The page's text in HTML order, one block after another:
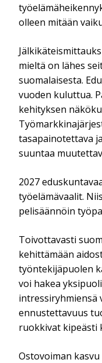
olleen mitään
mieltä on lähes
suomalaisesta.
vuoden kuluttua.
kehityksen
tasapainotettava
suuntaa
2027
työelämävaalit.
pelisäännöin
Toivottavasti
kehittämään
työntekijäpuolen
voi hakea
intressiryhmiensä
ennustettavuus
ruokkivat kipeästi
Ostovoiman